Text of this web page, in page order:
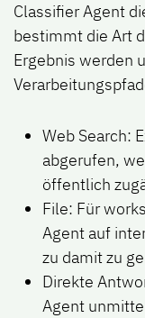
Classifier Agent
bestimmt die Art
Ergebnis werden
Web Search:
abgerufen,
öffentlich
File: Für
Agent auf
zu damit zu
Direkte
Agent